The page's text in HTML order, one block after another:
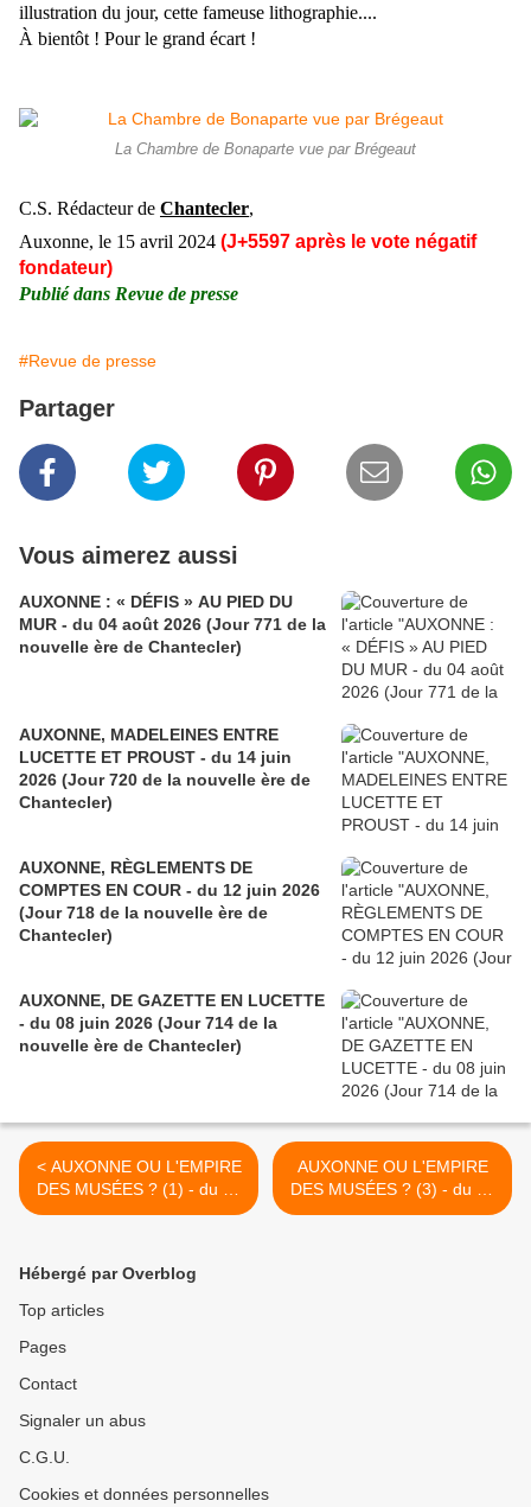
illustration du jour, cette fameuse lithographie....
À bientôt ! Pour le grand écart !
La Chambre de Bonaparte vue par Brégeaut
C.S. Rédacteur de Chantecler,
Auxonne, le 15 avril 2024 (J+5597 après le vote négatif
fondateur)
Publié dans Revue de presse
#Revue de presse
Partager
Vous aimerez aussi
AUXONNE : « DÉFIS » AU PIED DU
MUR - du 04 août 2026 (Jour 771 de la
nouvelle ère de Chantecler)
AUXONNE, MADELEINES ENTRE
LUCETTE ET PROUST - du 14 juin
2026 (Jour 720 de la nouvelle ère de
Chantecler)
AUXONNE, RÈGLEMENTS DE
COMPTES EN COUR - du 12 juin 2026
(Jour 718 de la nouvelle ère de
Chantecler)
AUXONNE, DE GAZETTE EN LUCETTE
- du 08 juin 2026 (Jour 714 de la
nouvelle ère de Chantecler)
< AUXONNE OU L'EMPIRE
DES MUSÉES ? (1) - du 10
avril 2024 (J+5592 après le
AUXONNE OU L'EMPIRE
DES MUSÉES ? (3) - du 19
avril 2024 (J+5601 après le
Hébergé par Overblog
Top articles
Pages
Contact
Signaler un abus
C.G.U.
Cookies et données personnelles